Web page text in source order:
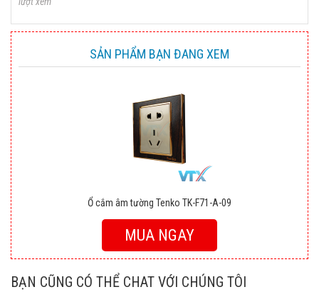
SẢN PHẨM BẠN ĐANG XEM
Ổ cắm âm tường Tenko TK-F71-A-09
MUA NGAY
BẠN CŨNG CÓ THỂ CHAT VỚI CHÚNG TÔI